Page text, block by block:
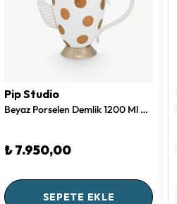
Pip Studio
Beyaz Porselen Demlik 1200 Ml Dot Delight Collection by Pip Studio
₺ 7.950,00
SEPETE EKLE